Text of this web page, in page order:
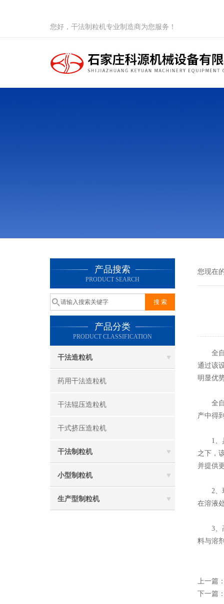
您好，干法制粒机专业制造商为您服务！
产品搜索
PRODUCT SEARCH
产品分类
PRODUCT CLASSIFICATION
干法造粒机
药用干法造粒机
干法辊压造粒机
干式挤压造粒机
干法制粒机
小型制粒机
生产型制粒机
您现在
全
通过该
明显优
全自
产中得
1、具
之下，
并提供
2、环
在溶液
3、高
料与溶
上一篇
下一篇